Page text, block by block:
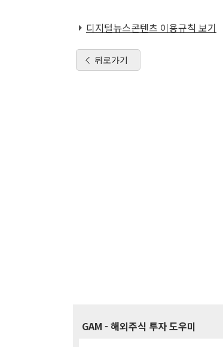
디지털뉴스콘텐츠 이용규칙 보기
뒤로가기
GAM - 해외주식 투자 도우미